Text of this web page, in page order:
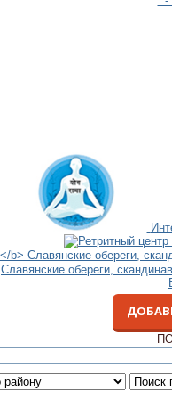
Славянские обереги,